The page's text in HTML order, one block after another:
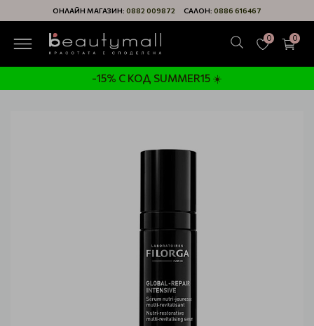
ОНЛАЙН МАГАЗИН: 0882 009872 САЛОН: 0886 616467
0 0
-15% С КОД SUMMER15 ☀️